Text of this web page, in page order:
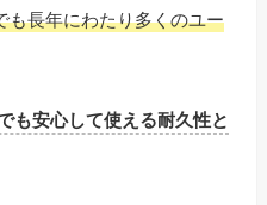
も長年にわたり多くのユー
も安心して使える耐久性と